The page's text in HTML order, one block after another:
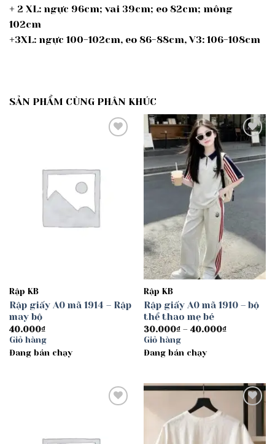
+ 2 XL: ngực 96cm; vai 39cm; eo 82cm; mông
102cm
+3XL: ngực 100-102cm, eo 86-88cm, V3: 106-108cm
SẢN PHẨM CÙNG PHÂN KHÚC
Rập KB
Rập giấy A0 mã 1914 – Rập
may bộ
40.000₫
Giỏ hàng
Đang bán chạy
Add to
wishlist
Rập KB
Rập giấy A0 mã 1910 – bộ
thể thao mẹ bé
30.000₫ – 40.000₫Khoảng
Giỏ hàng
Đang bán chạy
wishlist